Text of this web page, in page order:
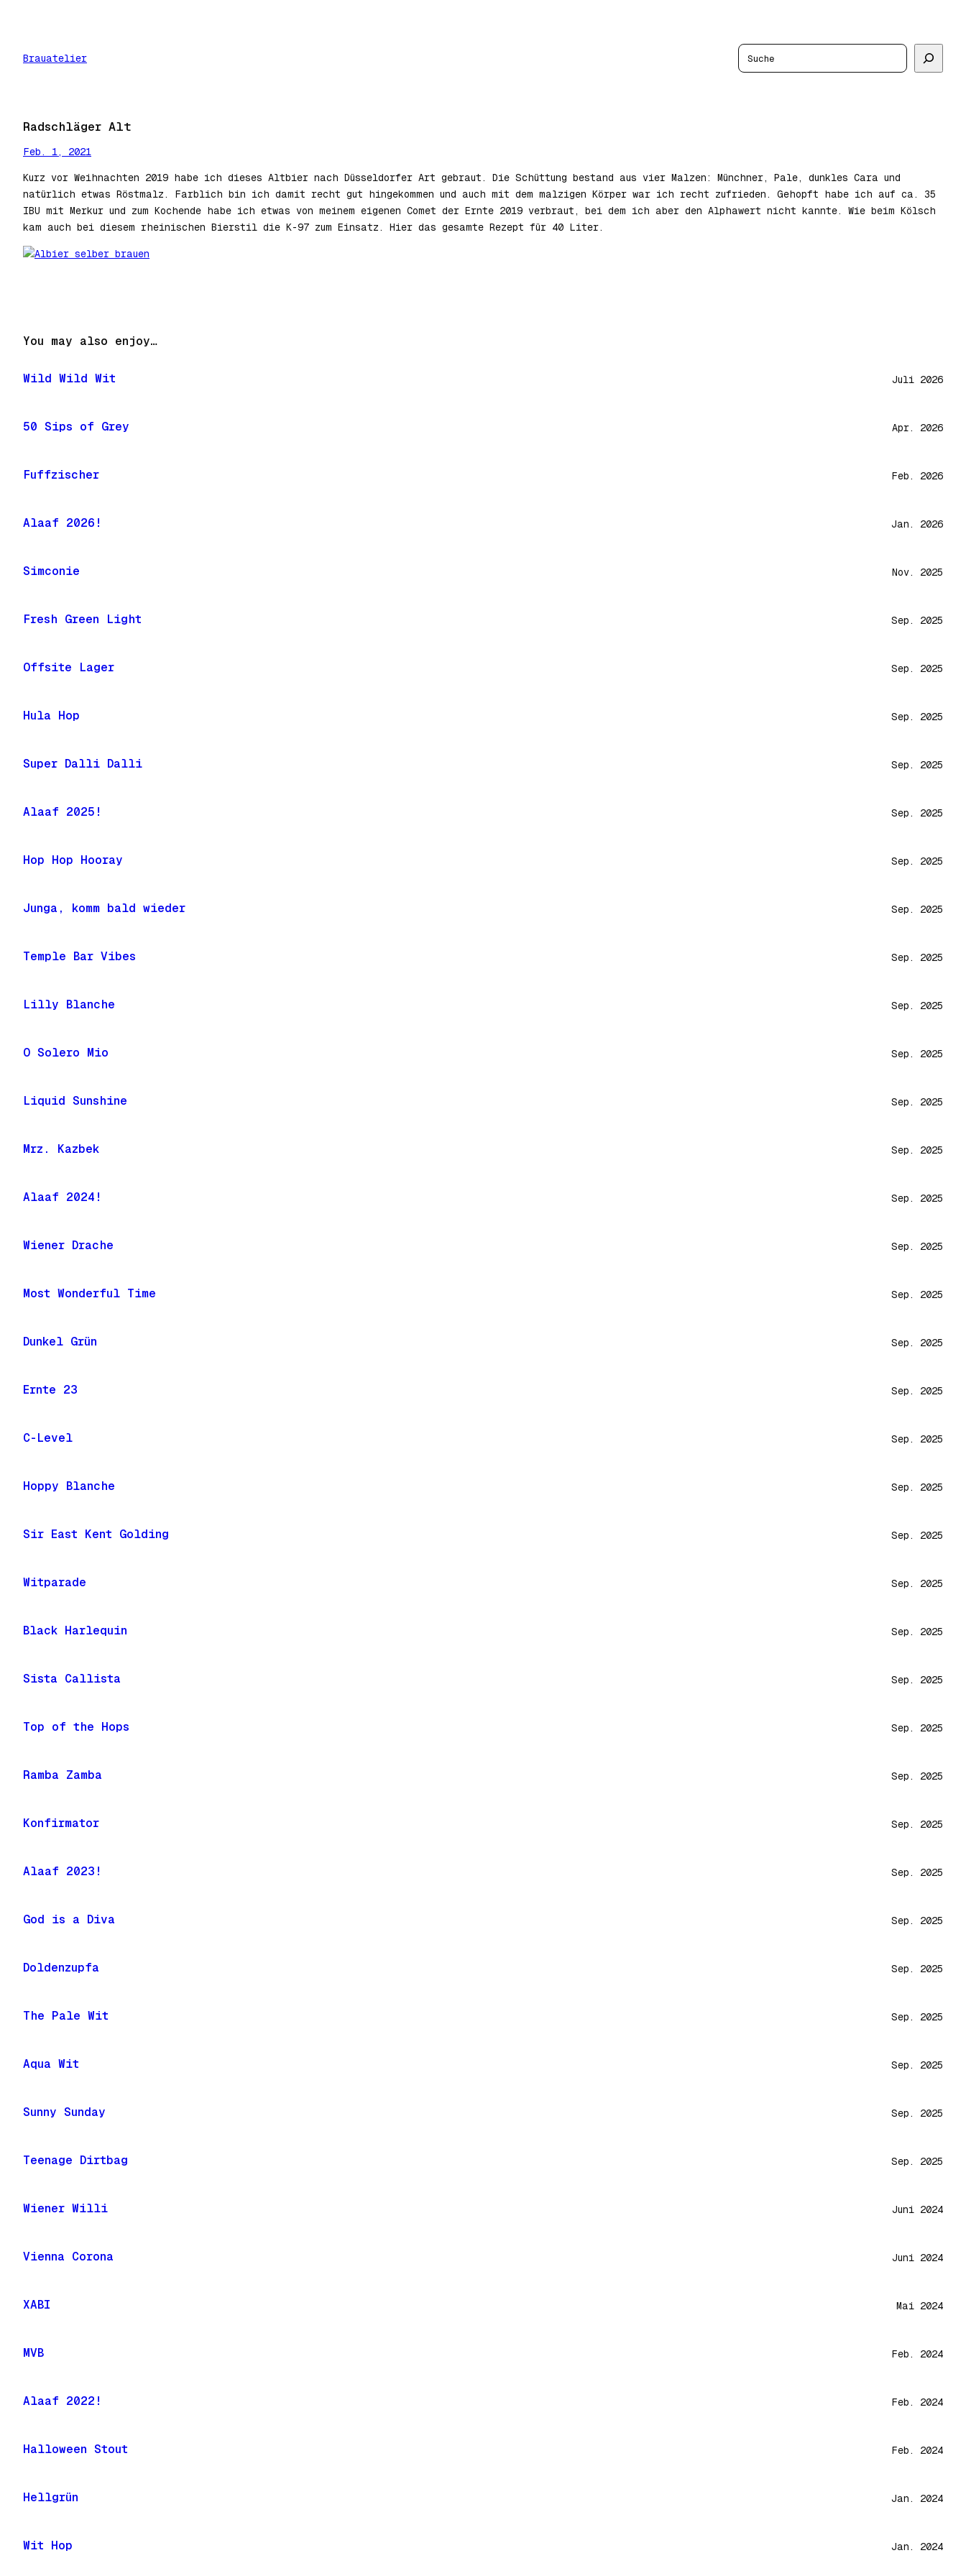
Brauatelier
Suchen
Radschläger Alt
Feb. 1, 2021
Kurz vor Weihnachten 2019 habe ich dieses Altbier nach Düsseldorfer Art gebraut. Die Schüttung bestand aus vier Malzen: Münchner, Pale, dunkles Cara und
natürlich etwas Röstmalz. Farblich bin ich damit recht gut hingekommen und auch mit dem malzigen Körper war ich recht zufrieden. Gehopft habe ich auf ca. 35
IBU mit Merkur und zum Kochende habe ich etwas von meinem eigenen Comet der Ernte 2019 verbraut, bei dem ich aber den Alphawert nicht kannte. Wie beim Kölsch
kam auch bei diesem rheinischen Bierstil die K-97 zum Einsatz. Hier das gesamte Rezept für 40 Liter.
You may also enjoy…
Wild Wild Wit Juli 2026
50 Sips of Grey Apr. 2026
Fuffzischer Feb. 2026
Alaaf 2026! Jan. 2026
Simconie Nov. 2025
Fresh Green Light Sep. 2025
Offsite Lager Sep. 2025
Hula Hop Sep. 2025
Super Dalli Dalli Sep. 2025
Alaaf 2025! Sep. 2025
Hop Hop Hooray Sep. 2025
Junga, komm bald wieder Sep. 2025
Temple Bar Vibes Sep. 2025
Lilly Blanche Sep. 2025
O Solero Mio Sep. 2025
Liquid Sunshine Sep. 2025
Mrz. Kazbek Sep. 2025
Alaaf 2024! Sep. 2025
Wiener Drache Sep. 2025
Most Wonderful Time Sep. 2025
Dunkel Grün Sep. 2025
Ernte 23 Sep. 2025
C-Level Sep. 2025
Hoppy Blanche Sep. 2025
Sir East Kent Golding Sep. 2025
Witparade Sep. 2025
Black Harlequin Sep. 2025
Sista Callista Sep. 2025
Top of the Hops Sep. 2025
Ramba Zamba Sep. 2025
Konfirmator Sep. 2025
Alaaf 2023! Sep. 2025
God is a Diva Sep. 2025
Doldenzupfa Sep. 2025
The Pale Wit Sep. 2025
Aqua Wit Sep. 2025
Sunny Sunday Sep. 2025
Teenage Dirtbag Sep. 2025
Wiener Willi Juni 2024
Vienna Corona Juni 2024
XABI Mai 2024
MVB Feb. 2024
Alaaf 2022! Feb. 2024
Halloween Stout Feb. 2024
Hellgrün Jan. 2024
Wit Hop Jan. 2024